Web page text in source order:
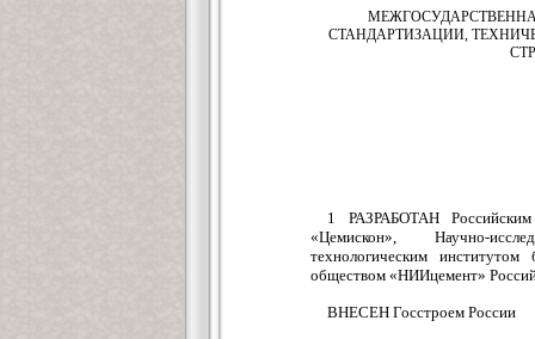
СТАНДАРТИЗАЦИИ,
1 РАЗРАБОТАН
«Цемискон», Научно-
технологическим
обществом «НИИцемент»
ВНЕСЕН Госстроем России